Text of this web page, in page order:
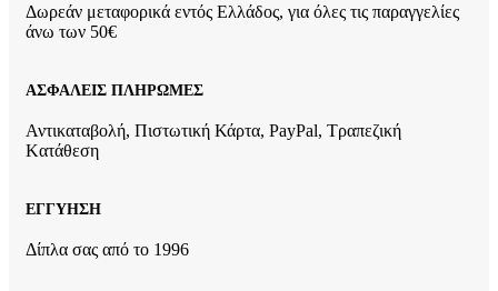
Δωρεάν μεταφορικά εντός Ελλάδος, για όλες τις παραγγελίες
άνω των 50€
ΑΣΦΑΛΕΙΣ ΠΛΗΡΩΜΕΣ
Αντικαταβολή, Πιστωτική Κάρτα, PayPal, Τραπεζική
Kατάθεση
ΕΓΓΥΗΣΗ
Δίπλα σας από το 1996